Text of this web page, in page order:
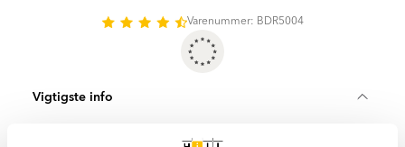
Varenummer: BDR5004
Vigtigste info